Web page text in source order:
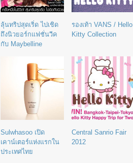
ลุ้นทริปสุดเริ่ด ไปเชิด
ถึงนิวยอร์กแฟชั่นวีค
กับ Maybelline
รองเท้า VANS / Hello
Kitty Collection
Sulwhasoo เปิด
เคาน์เตอร์แห่งแรกใน
ประเทศไทย
Central Sanrio Fair
2012